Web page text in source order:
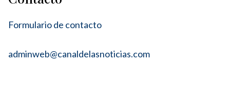
Formulario de contacto
adminweb@canaldelasnoticias.com